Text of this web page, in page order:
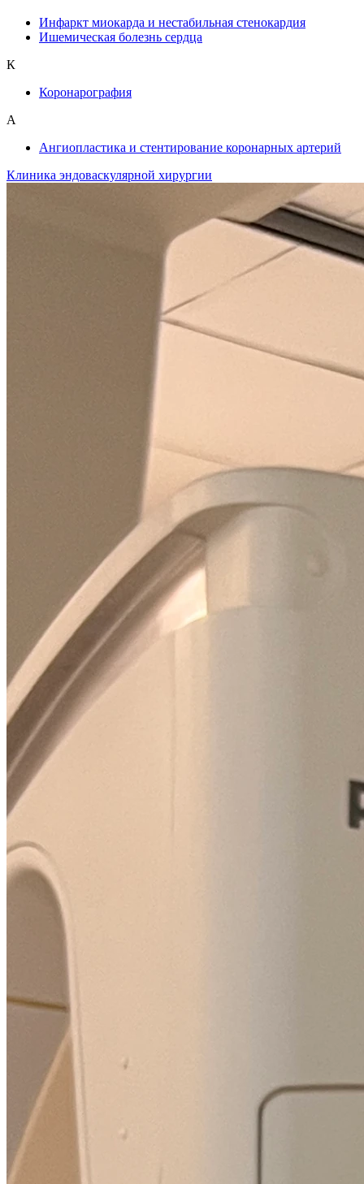
Инфаркт миокарда и нестабильная стенокардия
Ишемическая болезнь сердца
К
Коронарография
А
Ангиопластика и стентирование коронарных артерий
Клиника эндоваскулярной хирургии